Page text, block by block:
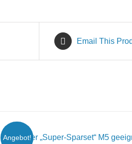
Email This
Angebot!
Ersatzfilter „Super-Sparset“ M5